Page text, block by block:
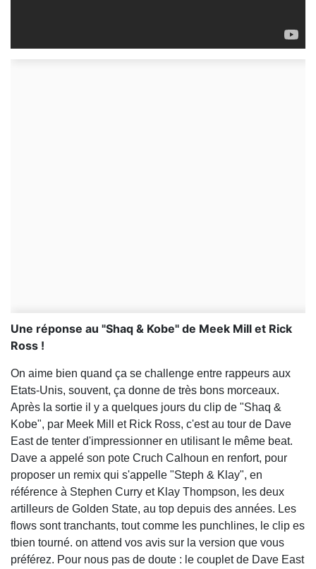
Une réponse au "Shaq & Kobe" de Meek Mill et Rick
Ross !
On aime bien quand ça se challenge entre rappeurs aux
Etats-Unis, souvent, ça donne de très bons morceaux.
Après la sortie il y a quelques jours du clip de "Shaq &
Kobe", par Meek Mill et Rick Ross, c'est au tour de Dave
East de tenter d'impressionner en utilisant le même beat.
Dave a appelé son pote Cruch Calhoun en renfort, pour
proposer un remix qui s'appelle "Steph & Klay", en
référence à Stephen Curry et Klay Thompson, les deux
artilleurs de Golden State, au top depuis des années. Les
flows sont tranchants, tout comme les punchlines, le clip es
tbien tourné. on attend vos avis sur la version que vous
préférez. Pour nous pas de doute : le couplet de Dave East